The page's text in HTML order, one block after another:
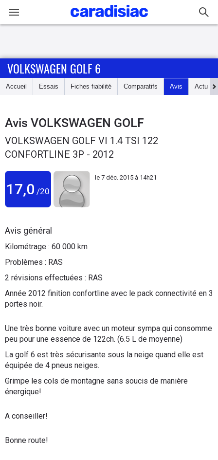
Accueil
Essais
Guide
d'achat
Utilitaires
Flottes
Services
Forum
Marques
VOLKSWAGEN GOLF 6
Accueil Essais Fiches fiabilité Comparatifs Avis Actu
Avis VOLKSWAGEN GOLF
VOLKSWAGEN GOLF VI 1.4 TSI 122
CONFORTLINE 3P - 2012
17,0 /20
le 7 déc. 2015 à 14h21
Avis général
Kilométrage : 60 000 km
Problèmes : RAS
2 révisions effectuées : RAS
Année 2012 finition confortline avec le pack connectivité en 3
portes noir.
Une très bonne voiture avec un moteur sympa qui consomme
peu pour une essence de 122ch. (6.5 L de moyenne)
La golf 6 est très sécurisante sous la neige quand elle est
équipée de 4 pneus neiges.
Grimpe les cols de montagne sans soucis de manière
énergique!
A conseiller!
Bonne route!